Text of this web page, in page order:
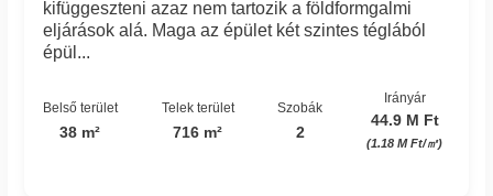
kifüggeszteni azaz nem tartozik a földformgalmi
eljárások alá. Maga az épület két szintes téglából
épül...
Belső terület
38 m²
Telek terület
716 m²
Szobák
2
Irányár
44.9 M Ft
(1.18 M Ft/㎡)